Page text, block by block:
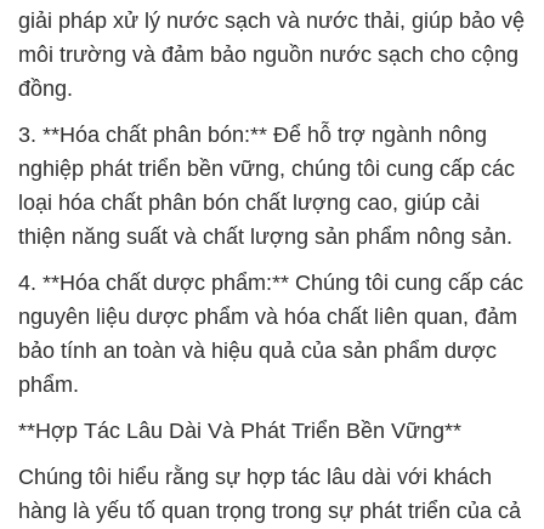
giải pháp xử lý nước sạch và nước thải, giúp bảo vệ
môi trường và đảm bảo nguồn nước sạch cho cộng
đồng.
3. **Hóa chất phân bón:** Để hỗ trợ ngành nông
nghiệp phát triển bền vững, chúng tôi cung cấp các
loại hóa chất phân bón chất lượng cao, giúp cải
thiện năng suất và chất lượng sản phẩm nông sản.
4. **Hóa chất dược phẩm:** Chúng tôi cung cấp các
nguyên liệu dược phẩm và hóa chất liên quan, đảm
bảo tính an toàn và hiệu quả của sản phẩm dược
phẩm.
**Hợp Tác Lâu Dài Và Phát Triển Bền Vững**
Chúng tôi hiểu rằng sự hợp tác lâu dài với khách
hàng là yếu tố quan trọng trong sự phát triển của cả